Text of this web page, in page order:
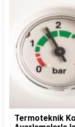
Termoteknik